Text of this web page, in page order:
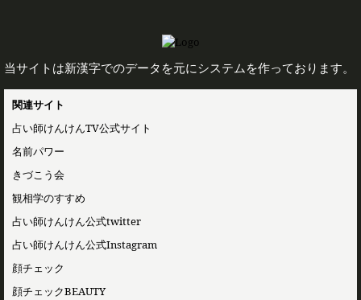
当サイトは新漢字でのデータを元にシステムを作っております。
関連サイト
占い師けんけんTV公式サイト
名前パワー
きづこう会
観相学のすすめ
占い師けんけん公式twitter
占い師けんけん公式Instagram
顔チェック
顔チェックBEAUTY